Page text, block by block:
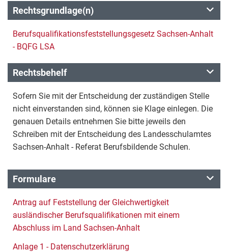
Rechtsgrundlage(n)
Berufsqualifikationsfeststellungsgesetz Sachsen-Anhalt
- BQFG LSA
Rechtsbehelf
Sofern Sie mit der Entscheidung der zuständigen Stelle
nicht einverstanden sind, können sie Klage einlegen. Die
genauen Details entnehmen Sie bitte jeweils den
Schreiben mit der Entscheidung des Landesschulamtes
Sachsen-Anhalt - Referat Berufsbildende Schulen.
Formulare
Antrag auf Feststellung der Gleichwertigkeit
ausländischer Berufsqualifikationen mit einem
Abschluss im Land Sachsen-Anhalt
Anlage 1 - Datenschutzerklärung